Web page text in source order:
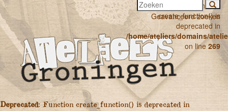
Deprecated
: Function
create_function() is
deprecated in
/home/ateliers/domains/
on line 269
Geavanceerd zoeken
Deprecated: Function create_function() is deprecated in